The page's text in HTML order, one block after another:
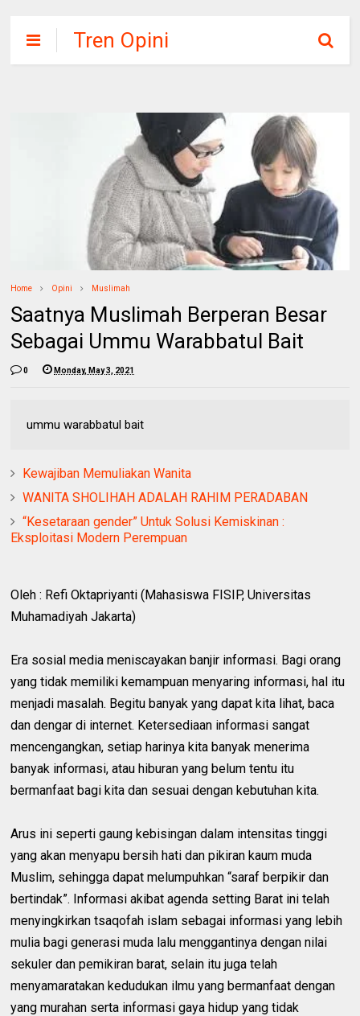
Tren Opini
Home Opini Muslimah
Saatnya Muslimah Berperan Besar
Sebagai Ummu Warabbatul Bait
0 Monday, May 3, 2021
ummu warabbatul bait
Kewajiban Memuliakan Wanita
WANITA SHOLIHAH ADALAH RAHIM PERADABAN
“Kesetaraan gender” Untuk Solusi Kemiskinan :
Eksploitasi Modern Perempuan
Oleh : Refi Oktapriyanti (Mahasiswa FISIP, Universitas
Muhamadiyah Jakarta)
Era sosial media meniscayakan banjir informasi. Bagi orang
yang tidak memiliki kemampuan menyaring informasi, hal itu
menjadi masalah. Begitu banyak yang dapat kita lihat, baca
dan dengar di internet. Ketersediaan informasi sangat
mencengangkan, setiap harinya kita banyak menerima
banyak informasi, atau hiburan yang belum tentu itu
bermanfaat bagi kita dan sesuai dengan kebutuhan kita.
Arus ini seperti gaung kebisingan dalam intensitas tinggi
yang akan menyapu bersih hati dan pikiran kaum muda
Muslim, sehingga dapat melumpuhkan “saraf berpikir dan
bertindak”. Informasi akibat agenda setting Barat ini telah
menyingkirkan tsaqofah islam sebagai informasi yang lebih
mulia bagi generasi muda lalu menggantinya dengan nilai
sekuler dan pemikiran barat, selain itu juga telah
menyamaratakan kedudukan ilmu yang bermanfaat dengan
yang murahan serta informasi gaya hidup yang tidak